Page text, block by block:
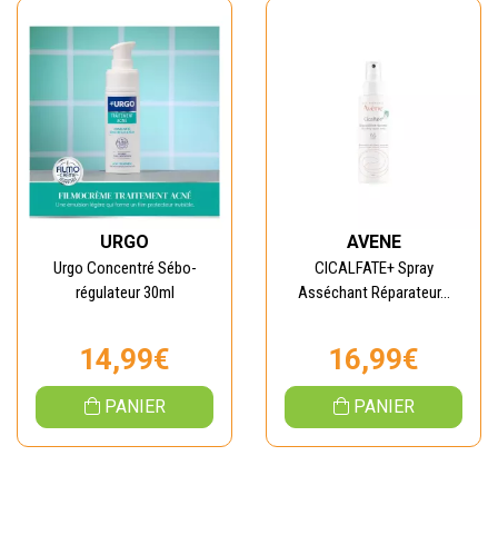
URGO
Urgo Concentré Sébo-
régulateur 30ml
14,99€
PANIER
AVENE
CICALFATE+ Spray
Asséchant Réparateur...
16,99€
PANIER